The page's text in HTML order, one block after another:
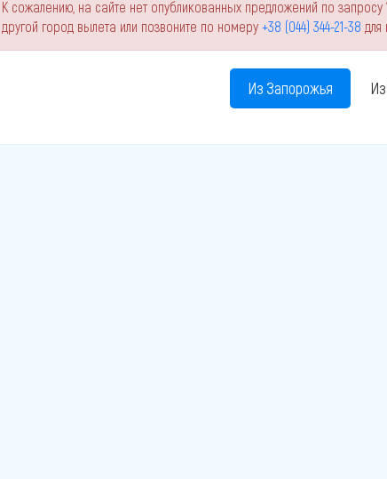
К сожалению, на сайте нет опубликованных предложений по
другой город вылета или позвоните по номеру +38 (044) 344-21-38
Из Запорожья